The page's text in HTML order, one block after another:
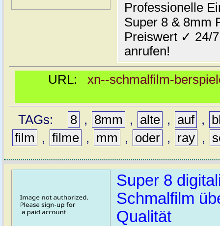
Professionelle
Super 8 & 8mm
Preiswert ✓ 24/
anrufen!
URL: xn--schmalfilm-
TAGs: 8 , 8mm , alte , auf ,
film
, filme , mm , oder , ray ,
Super 8
Schmalfilm
Qualität